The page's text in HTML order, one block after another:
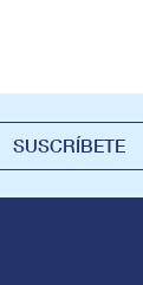
SUSCRÍBETE